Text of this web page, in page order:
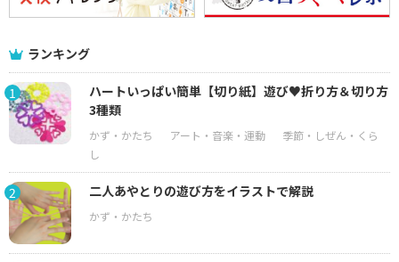
ランキング
1
ハートいっぱい簡単【切り紙】遊び♥折り方＆切り方
3種類
2 二人あやとりの遊び方をイラストで解説